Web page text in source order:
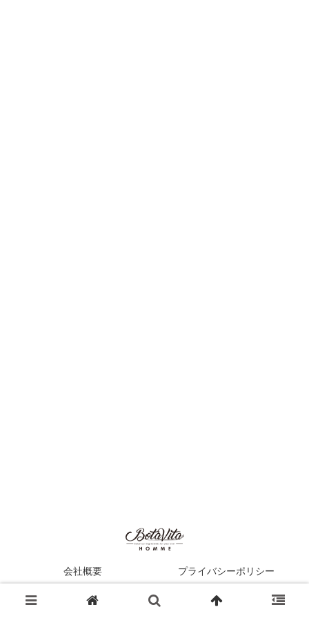
会社概要
プライバシーポリシー
Copyright © 2022 株式会社アウトライド All Rights Reserved.